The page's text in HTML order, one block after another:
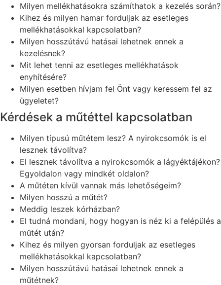
Milyen mellékhatásokra számíthatok a kezelés során?
Kihez és milyen hamar forduljak az esetleges
mellékhatásokkal kapcsolatban?
Milyen hosszútávú hatásai lehetnek ennek a
kezelésnek?
Mit lehet tenni az esetleges mellékhatások
enyhítésére?
Milyen esetben hívjam fel Önt vagy keressem fel az
ügyeletet?
Kérdések a műtéttel kapcsolatban
Milyen típusú műtétem lesz? A nyirokcsomók is el
lesznek távolítva?
El lesznek távolítva a nyirokcsomók a lágyéktájékon?
Egyoldalon vagy mindkét oldalon?
A műtéten kívül vannak más lehetőségeim?
Milyen hosszú a műtét?
Meddig leszek kórházban?
El tudná mondani, hogy hogyan is néz ki a felépülés a
műtét után?
Kihez és milyen gyorsan forduljak az esetleges
mellékhatásokkal kapcsolatban?
Milyen hosszútávú hatásai lehetnek ennek a
műtétnek?